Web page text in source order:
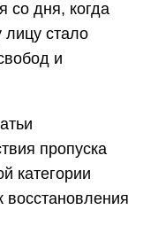
со дня, когда
лицу стало
и
пропуска
категории